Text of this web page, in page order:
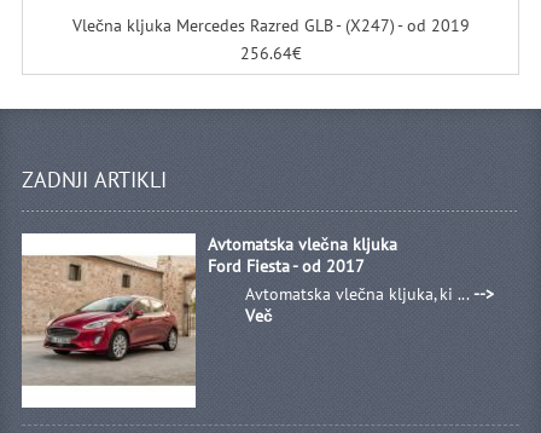
Vlečna kljuka Mercedes Razred GLB - (X247) - od 2019
256.64€
ZADNJI ARTIKLI
Avtomatska vlečna kljuka
Ford Fiesta - od 2017
Avtomatska vlečna kljuka, ki ...-->
Več